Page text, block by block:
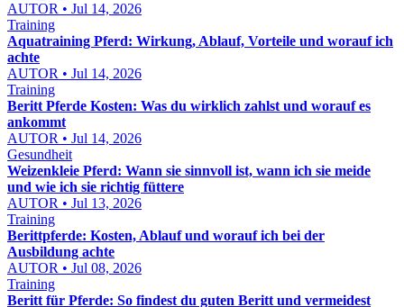
AUTOR • Jul 14, 2026
Training
Aquatraining Pferd: Wirkung, Ablauf, Vorteile und worauf ich
achte
AUTOR • Jul 14, 2026
Training
Beritt Pferde Kosten: Was du wirklich zahlst und worauf es
ankommt
AUTOR • Jul 14, 2026
Gesundheit
Weizenkleie Pferd: Wann sie sinnvoll ist, wann ich sie meide
und wie ich sie richtig füttere
AUTOR • Jul 13, 2026
Training
Berittpferde: Kosten, Ablauf und worauf ich bei der
Ausbildung achte
AUTOR • Jul 08, 2026
Training
Beritt für Pferde: So findest du guten Beritt und vermeidest